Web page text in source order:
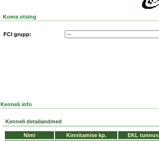
Koera otsing
FCI grupp:
Kenneli info
Kenneli detailandmed
Nimi Kinnitamise kp. EKL tunnus